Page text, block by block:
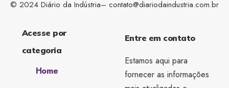
© 2024 Diário da Indústria– contato@diariodaindustria.com.br
Acesse por
categoria
Home
Entre em contato
Estamos aqui para
fornecer as informações